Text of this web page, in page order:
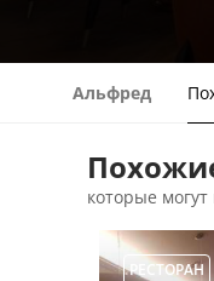
Альфред
которые
РЕСТОРАН